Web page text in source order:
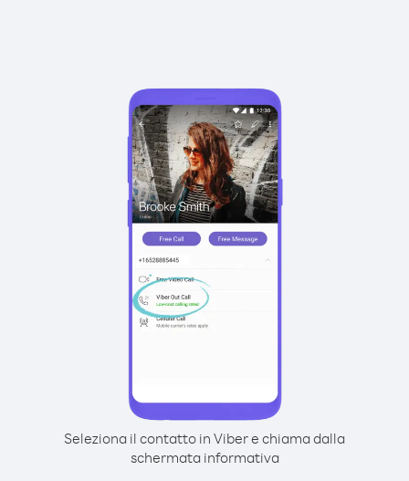
Seleziona il contatto in Viber e chiama dalla
schermata informativa